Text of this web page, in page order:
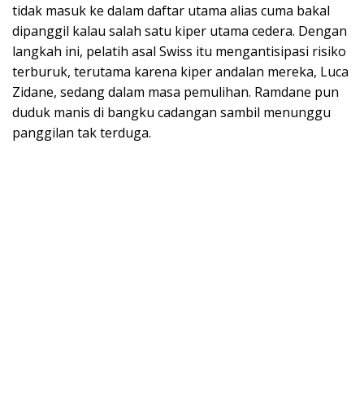
tidak masuk ke dalam daftar utama alias cuma bakal
dipanggil kalau salah satu kiper utama cedera. Dengan
langkah ini, pelatih asal Swiss itu mengantisipasi risiko
terburuk, terutama karena kiper andalan mereka, Luca
Zidane, sedang dalam masa pemulihan. Ramdane pun
duduk manis di bangku cadangan sambil menunggu
panggilan tak terduga.